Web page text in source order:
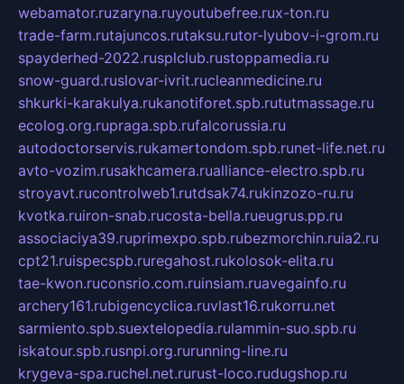
webamator.ruzaryna.ruyoutubefree.rux-ton.ru
trade-farm.rutajuncos.rutaksu.rutor-lyubov-i-grom.ru
spayderhed-2022.rusplclub.rustoppamedia.ru
snow-guard.ruslovar-ivrit.rucleanmedicine.ru
shkurki-karakulya.rukanotiforet.spb.rututmassage.ru
ecolog.org.rupraga.spb.rufalcorussia.ru
autodoctorservis.rukamertondom.spb.runet-life.net.ru
avto-vozim.rusakhcamera.rualliance-electro.spb.ru
stroyavt.rucontrolweb1.rutdsak74.rukinzozo-ru.ru
kvotka.ruiron-snab.rucosta-bella.rueugrus.pp.ru
associaciya39.ruprimexpo.spb.rubezmorchin.ruia2.ru
cpt21.ruispecspb.ruregahost.rukolosok-elita.ru
tae-kwon.ruconsrio.com.ruinsiam.ruavegainfo.ru
archery161.rubigencyclica.ruvlast16.rukorru.net
sarmiento.spb.suextelopedia.rulammin-suo.spb.ru
iskatour.spb.rusnpi.org.rurunning-line.ru
krygeva-spa.ruchel.net.rurust-loco.rudugshop.ru